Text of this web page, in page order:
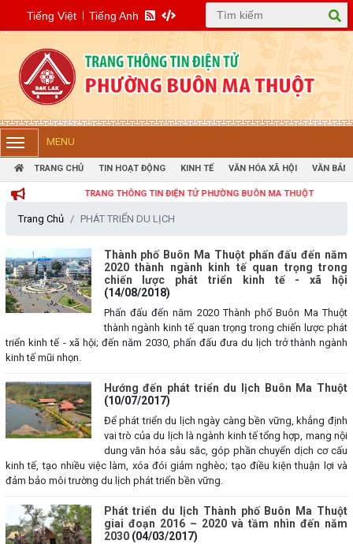
Tiếng Việt Tiếng Anh
MENU
TRANG CHỦ TIN HOẠT ĐỘNG KINH TẾ VĂN HÓA XÃ HỘI VĂN BẢN
TRANG THÔNG TIN ĐIỆN TỬ PHƯỜNG BUÔN MA THUỘT
Trang Chủ PHÁT TRIỂN DU LỊCH
Thành phố Buôn Ma Thuột phấn đấu đến năm
2020 thành ngành kinh tế quan trọng trong
chiến lược phát triển kinh tế - xã hội
(14/08/2018)
Phấn đấu đến năm 2020 Thành phố Buôn Ma Thuột
thành ngành kinh tế quan trọng trong chiến lược phát
triển kinh tế - xã hội; đến năm 2030, phấn đấu đưa du lịch trở thành ngành
kinh tế mũi nhọn.
Hướng đến phát triển du lịch Buôn Ma Thuột
(10/07/2017)
Để phát triển du lịch ngày càng bền vững, khẳng định
vai trò của du lịch là ngành kinh tế tổng hợp, mang nội
dung văn hóa sâu sắc, góp phần chuyển dịch cơ cấu
kinh tế, tạo nhiều việc làm, xóa đói giảm nghèo; tạo điều kiện thuận lợi và
đảm bảo môi trường du lịch phát triển bền vững.
Phát triển du lịch Thành phố Buôn Ma Thuột
giai đoạn 2016 – 2020 và tầm nhìn đến năm
2030 (04/03/2017)